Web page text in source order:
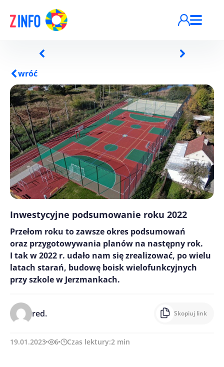
wróć
Inwestycyjne podsumowanie roku 2022
Przełom roku to zawsze okres podsumowań
oraz przygotowywania planów na następny rok.
I tak w 2022 r. udało nam się zrealizować, po wielu
latach starań, budowę boisk wielofunkcyjnych
przy szkole w Jerzmankach.
red. Skopiuj link
19.01.2023 6 Czas lektury:2 min